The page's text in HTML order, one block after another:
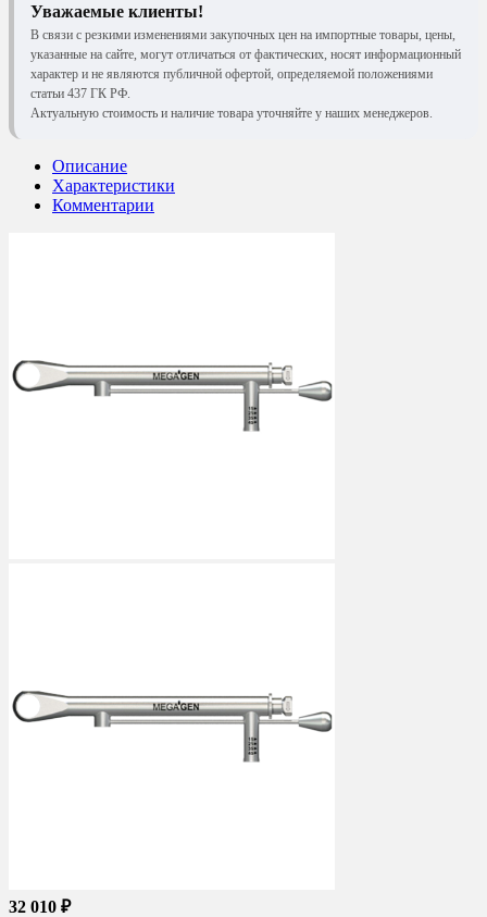
Уважаемые клиенты!
В связи с резкими изменениями закупочных цен на импортные товары, цены,
указанные на сайте, могут отличаться от фактических, носят информационный
характер и не являются публичной офертой, определяемой положениями
статьи 437 ГК РФ.
Актуальную стоимость и наличие товара уточняйте у наших менеджеров.
Описание
Характеристики
Комментарии
32 010 ₽